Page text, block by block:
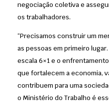
negociação coletiva e
os trabalhadores.
“Precisamos construir um
as pessoas em primeiro
escala 6×1 e o
que fortalecem a economia,
contribuem para uma
o Ministério do Trabalho é